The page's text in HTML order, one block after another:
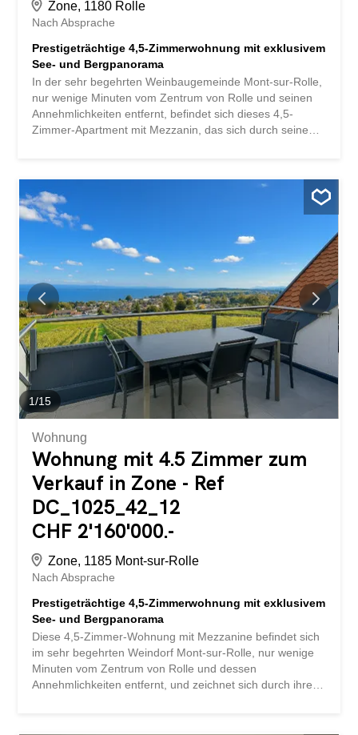
Zone, 1180 Rolle
Nach Absprache
Prestigeträchtige 4,5-Zimmerwohnung mit exklusivem
See- und Bergpanorama
In der sehr begehrten Weinbaugemeinde Mont-sur-Rolle,
nur wenige Minuten vom Zentrum von Rolle und seinen
Annehmlichkeiten entfernt, befindet sich dieses 4,5-
Zimmer-Apartment mit Mezzanin, das sich durch seine
überblickt die Weinberge und bietet einen
atemberaubenden Blick auf die Weinberge, den
Genfersee und die Alpen. Ein herrlicher, je nach
Jahreszeit wechselnder Panoramablick, der dem Ort eine
einzigartige, ruhige und ausgesprochen exklusive
Atmosphäre verleiht. Das Gebäude mit einer Wohnfläche
von über 170 m² besticht durch seine grosszügigen
Räume, seine klaren Linien und seine zeitgemässe
Eleganz. Die natürliche Helligkeit ist allgegenwärtig und
verleiht jedem Raum eine besondere Note. Vom
Eingangsbereich gelangt man in die komplett
ausgestattete moderne Küche, die sich zum Essbereich
hin öffnet. Der herrliche, hohe Wohnbereich mit Kamin,
der Charakter und...
1/15
Wohnung
Wohnung mit 4.5 Zimmer zum
Verkauf in Zone - Ref
DC_1025_42_12
CHF 2'160'000.-
Zone, 1185 Mont-sur-Rolle
Nach Absprache
Prestigeträchtige 4,5-Zimmerwohnung mit exklusivem
See- und Bergpanorama
Diese 4,5-Zimmer-Wohnung mit Mezzanine befindet sich
im sehr begehrten Weindorf Mont-sur-Rolle, nur wenige
Minuten vom Zentrum von Rolle und dessen
Annehmlichkeiten entfernt, und zeichnet sich durch ihre
Mit Blick auf die Weinberge bietet sie einen